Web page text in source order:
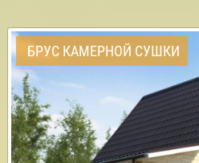
БРУС КАМЕРНОЙ СУШКИ